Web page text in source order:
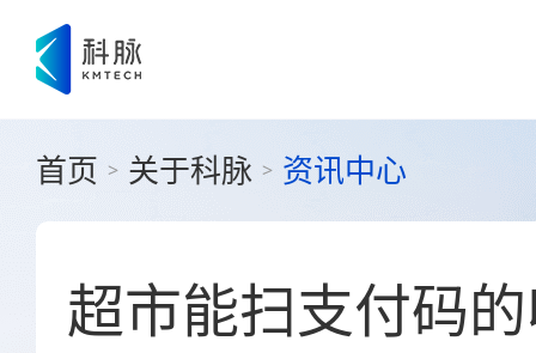
首页 > 关于科脉 > 资讯中心
超市能扫支付码